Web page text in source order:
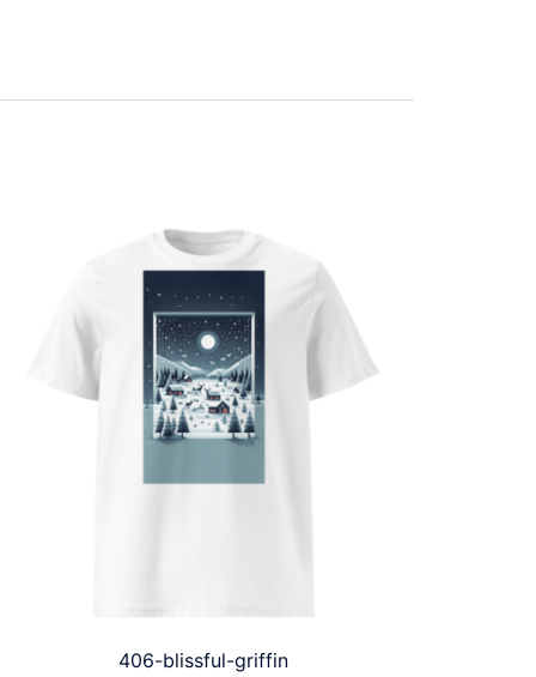
406-blissful-griffin